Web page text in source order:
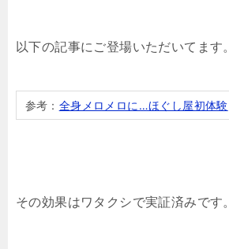
以下の記事にご登場いただいてます。
参考： 全身メロメロに…ほぐし屋初体験
その効果はワタクシで実証済みです。